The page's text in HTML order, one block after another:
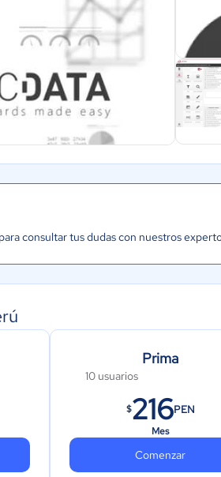
consultar tus dudas con nuestros
Prima
10 usuarios
$216PEN
Mes
Comenzar